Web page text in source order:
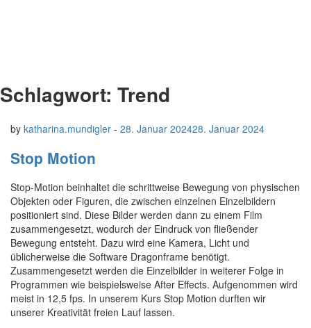
Schlagwort: Trend
by katharina.mundigler - 28. Januar 202428. Januar 2024
Stop Motion
Stop-Motion beinhaltet die schrittweise Bewegung von physischen
Objekten oder Figuren, die zwischen einzelnen Einzelbildern
positioniert sind. Diese Bilder werden dann zu einem Film
zusammengesetzt, wodurch der Eindruck von fließender
Bewegung entsteht. Dazu wird eine Kamera, Licht und
üblicherweise die Software Dragonframe benötigt.
Zusammengesetzt werden die Einzelbilder in weiterer Folge in
Programmen wie beispielsweise After Effects. Aufgenommen wird
meist in 12,5 fps. In unserem Kurs Stop Motion durften wir
unserer Kreativität freien Lauf lassen.